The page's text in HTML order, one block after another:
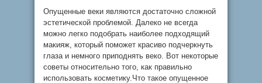
Опущенные веки являются достаточно сложной
эстетической проблемой. Далеко не всегда
можно легко подобрать наиболее подходящий
макияж, который поможет красиво подчеркнуть
глаза и немного приподнять веко. Вот некоторые
советы относительно того, как правильно
использовать косметику.Что такое опущенное